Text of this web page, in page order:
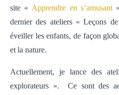
site « Apprendre en s’amusant
dernier des ateliers « Leçons
éveiller les enfants, de façon
et la nature.
Actuellement, je lance des
explorateurs ». Ce sont des